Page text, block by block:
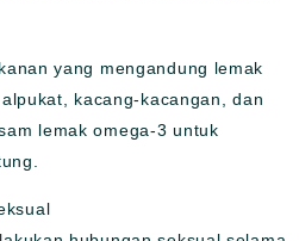
yang mengandung lemak
kacang-kacangan, dan
lemak omega-3 untuk